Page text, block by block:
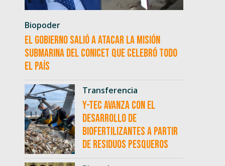
Biopoder
El Gobierno salió a atacar la misión
submarina del CONICET que celebró todo
el país
Transferencia
Y-TEC avanza con el
desarrollo de
biofertilizantes a partir
de residuos pesqueros